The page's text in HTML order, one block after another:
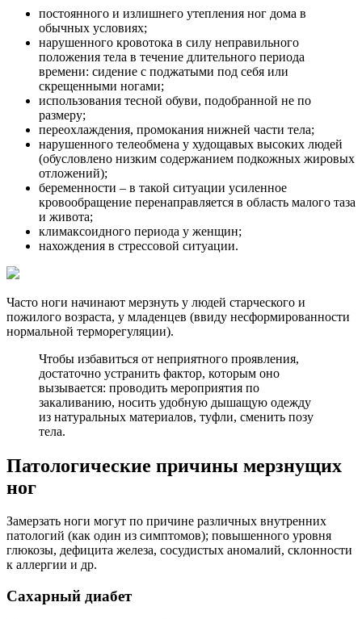
постоянного и излишнего утепления ног дома в
обычных условиях;
нарушенного кровотока в силу неправильного
положения тела в течение длительного периода
времени: сидение с поджатыми под себя или
скрещенными ногами;
использования тесной обуви, подобранной не по
размеру;
переохлаждения, промокания нижней части тела;
нарушенного телеобмена у худощавых высоких людей
(обусловлено низким содержанием подкожных жировых
отложений);
беременности – в такой ситуации усиленное
кровообращение перенаправляется в область малого таза
и живота;
климаксоидного периода у женщин;
нахождения в стрессовой ситуации.
Часто ноги начинают мерзнуть у людей старческого и
пожилого возраста, у младенцев (ввиду несформированности
нормальной терморегуляции).
Чтобы избавиться от неприятного проявления,
достаточно устранить фактор, которым оно
вызывается: проводить мероприятия по
закаливанию, носить удобную дышащую одежду
из натуральных материалов, туфли, сменить позу
тела.
Патологические причины мерзнущих
ног
Замерзать ноги могут по причине различных внутренних
патологий (как один из симптомов); повышенного уровня
глюкозы, дефицита железа, сосудистых аномалий, склонности
к аллергии и др.
Сахарный диабет